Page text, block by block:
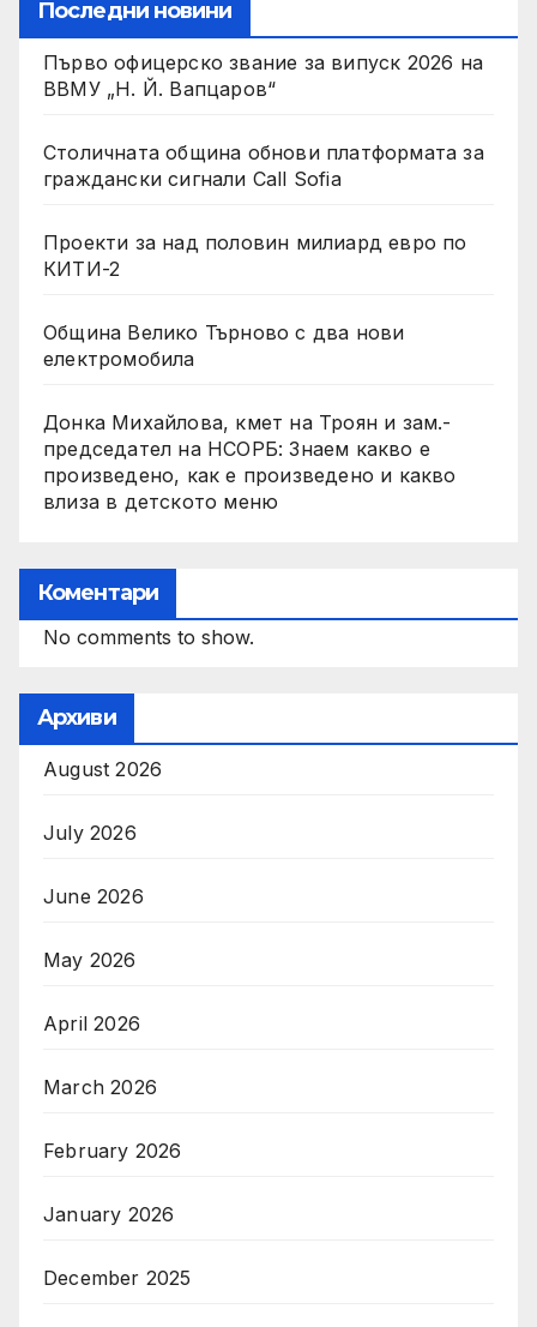
Последни новини
Първо офицерско звание за випуск 2026 на
ВВМУ „Н. Й. Вапцаров“
Столичната община обнови платформата за
граждански сигнали Call Sofia
Проекти за над половин милиард евро по
КИТИ-2
Община Велико Търново с два нови
електромобила
Донка Михайлова, кмет на Троян и зам.-
председател на НСОРБ: Знаем какво е
произведено, как е произведено и какво
влиза в детското меню
Коментари
No comments to show.
Архиви
August 2026
July 2026
June 2026
May 2026
April 2026
March 2026
February 2026
January 2026
December 2025